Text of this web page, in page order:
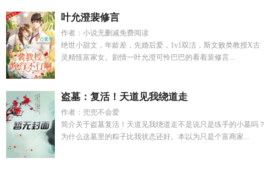
叶允澄裴修言
作者：小说无删减免费阅读
绝世小甜文，年龄差，先婚后爱，1v1双洁，斯文败类教授X古
灵精怪富家女。剧情一叶允澄可怜巴巴的看着裴修言...
盗墓：复活！天道见我绕道走
作者：兜兜不会爱
简介关于盗墓复活！天道见我绕道走不是说只是练手的小墓吗？
为什么这墓里的粽子比我状态还好。本以为只是个富商家...